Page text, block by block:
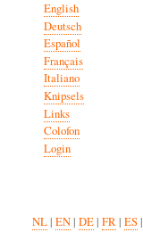
English
Deutsch
Español
Français
Italiano
Knipsels
Links
Colofon
Login
NL| EN| DE| FR| ES|